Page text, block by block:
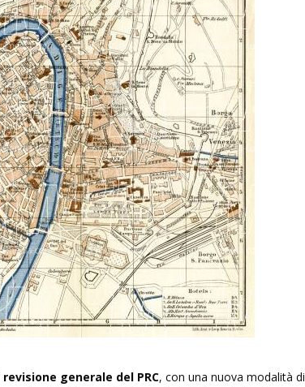
revisione generale del PRC, con una nuova modalità di